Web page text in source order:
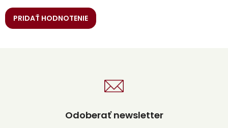
PRIDAŤ HODNOTENIE
Odoberať newsletter